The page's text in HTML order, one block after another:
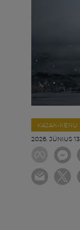
KAJAK-KENU
2026. JÚNIUS 13.